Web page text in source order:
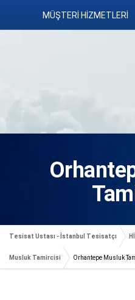
MÜŞTERİ HİZMETLERİ
Tesisat Ustası - İstanbul Tesisatçı
Musluk Tamircisi Orhantepe Musluk